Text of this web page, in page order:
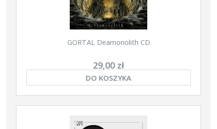
GORTAL Deamonolith CD
29,00 zł
DO KOSZYKA